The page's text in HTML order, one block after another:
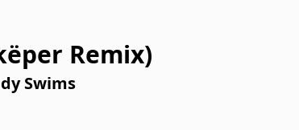
Remix)
Swims